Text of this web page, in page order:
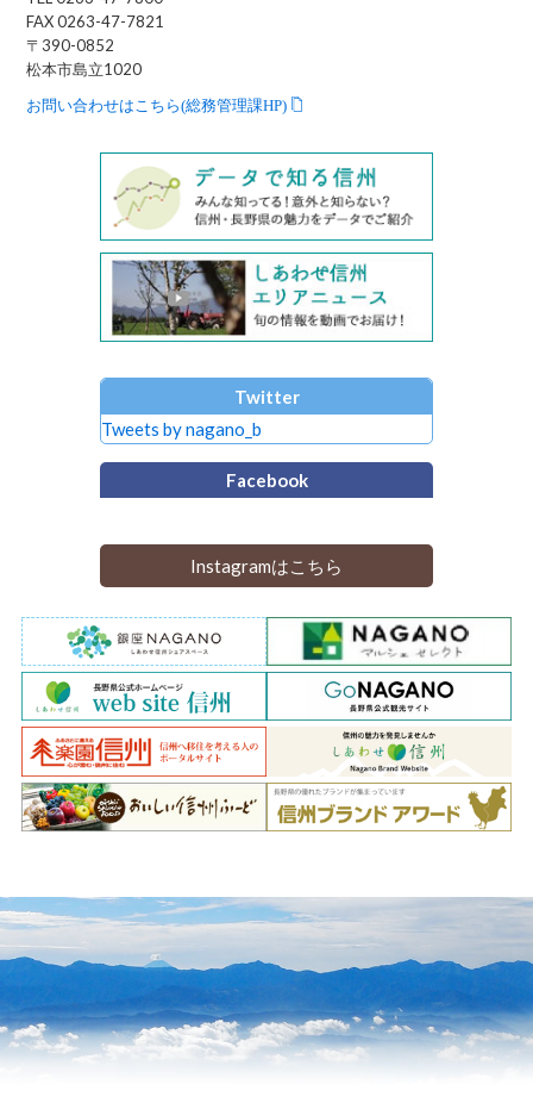
FAX 0263-47-7821
〒390-0852
松本市島立1020
お問い合わせはこちら(総務管理課HP)
Twitter
Tweets by nagano_b
Facebook
Instagramはこちら